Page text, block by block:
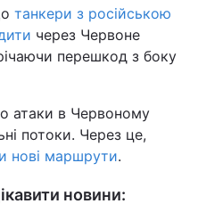
танкери з російською
через Червоне
перешкод з боку
атаки в Червоному
потоки. Через це,
нові маршрути.
новини: